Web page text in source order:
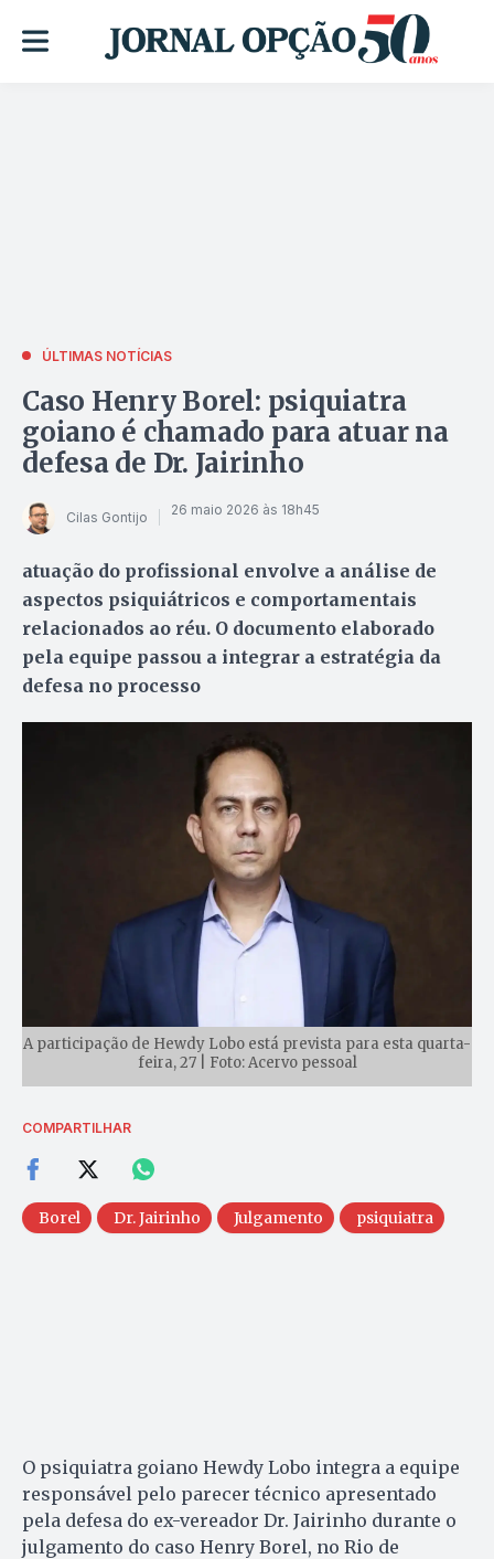
ÚLTIMAS NOTÍCIAS
Caso Henry Borel: psiquiatra
goiano é chamado para atuar na
defesa de Dr. Jairinho
Cilas Gontijo 26 maio 2026 às 18h45
atuação do profissional envolve a análise de
aspectos psiquiátricos e comportamentais
relacionados ao réu. O documento elaborado
pela equipe passou a integrar a estratégia da
defesa no processo
A participação de Hewdy Lobo está prevista para esta quarta-
feira, 27 | Foto: Acervo pessoal
COMPARTILHAR
Borel Dr. Jairinho Julgamento psiquiatra
O psiquiatra goiano Hewdy Lobo integra a equipe
responsável pelo parecer técnico apresentado
pela defesa do ex-vereador Dr. Jairinho durante o
julgamento do caso Henry Borel, no Rio de